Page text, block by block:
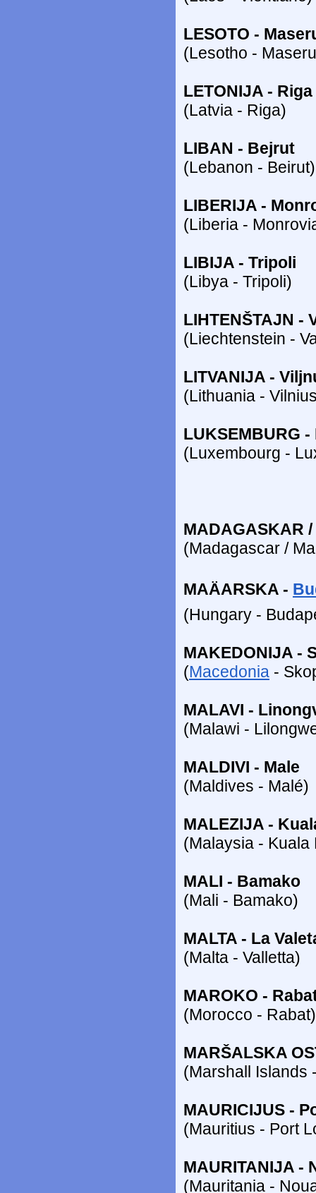
LESOTO -
(Lesotho -
LETONIJA - Riga
(Latvia - Riga)
LIBAN - Bejrut
(Lebanon - Beirut)
LIBERIJA -
(Liberia -
LIBIJA - Tripoli
(Libya - Tripoli)
LIHTENŠTAJN -
(Liechtenstein -
LITVANIJA -
(Lithuania -
LUKSEMBURG
(Luxembourg -
MADAGASKAR
(Madagascar /
MAÄARSKA -
(Hungary -
MAKEDONIJA -
(Macedonia -
MALAVI -
(Malawi -
MALDIVI - Male
(Maldives - Malé)
MALEZIJA -
(Malaysia - Kuala
MALI - Bamako
(Mali - Bamako)
MALTA - La
(Malta - Valletta)
MAROKO -
(Morocco - Rabat)
MARŠALSKA
(Marshall Islands
MAURICIJUS -
(Mauritius - Port
MAURITANIJA -
(Mauritania -